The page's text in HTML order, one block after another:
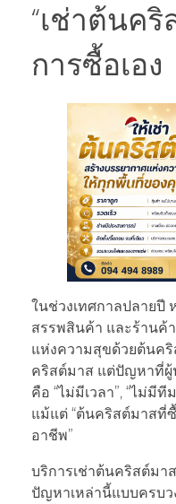
“เช่าต้นค
การซื้อเอง
ในช่วงเทศกาลปลายปี
สรรพสินค้า และร้านค้
แห่งความสุขด้วยต้นค
คริสต์มาส แต่ปัญหาที่ผู้
คือ “ไม่มีเวลา”, “ไม่มีที
แม้แต่ “ต้นคริสต์มาสที่
อาชีพ”
บริการเช่าต้นคริสต์มา
ปัญหาเหล่านี้แบบครบว